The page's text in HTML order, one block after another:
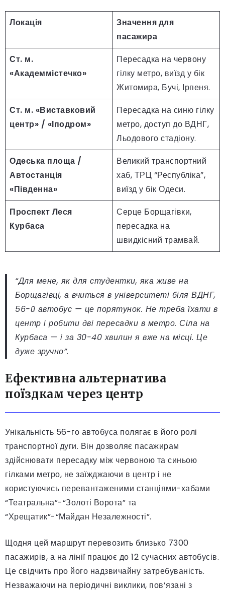
Локація
Значення для
пасажира
Ст. м.
«Академмістечко»
Пересадка на червону
гілку метро, виїзд у бік
Житомира, Бучі, Ірпеня.
Ст. м. «Виставковий
центр» / «Іподром»
Пересадка на синю гілку
метро, доступ до ВДНГ,
Льодового стадіону.
Одеська площа /
Автостанція
«Південна»
Великий транспортний
хаб, ТРЦ “Республіка”,
виїзд у бік Одеси.
Проспект Леся
Курбаса
Серце Борщагівки,
пересадка на
швидкісний трамвай.
“Для мене, як для студентки, яка живе на
Борщагівці, а вчиться в університеті біля ВДНГ,
56-й автобус — це порятунок. Не треба їхати в
центр і робити дві пересадки в метро. Сіла на
Курбаса — і за 30-40 хвилин я вже на місці. Це
дуже зручно”.
Ефективна альтернатива
поїздкам через центр
Унікальність 56-го автобуса полягає в його ролі
транспортної дуги. Він дозволяє пасажирам
здійснювати пересадку між червоною та синьою
гілками метро, не заїжджаючи в центр і не
користуючись перевантаженими станціями-хабами
“Театральна”-“Золоті Ворота” та
“Хрещатик”-“Майдан Незалежності”.
Щодня цей маршрут перевозить близько 7300
пасажирів, а на лінії працює до 12 сучасних автобусів.
Це свідчить про його надзвичайну затребуваність.
Незважаючи на періодичні виклики, пов’язані з